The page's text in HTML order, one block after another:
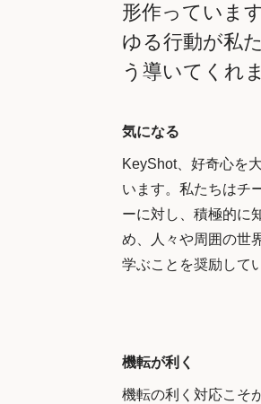
形作っていま
ゆる行動が私
う導いてくれ
気になる
KeyShot、好奇心を
います。私たちはチ
ーに対し、積極的に
め、人々や周囲の世
学ぶことを奨励して
機転が利く
機転の利く対応こそ